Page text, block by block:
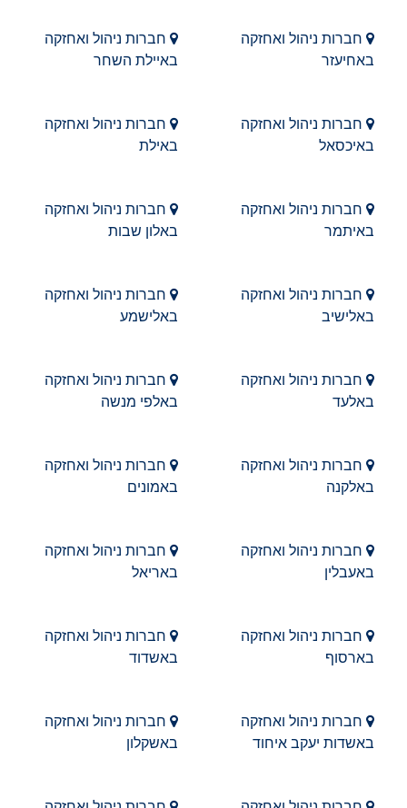
חברות ניהול ואחזקה
באחיעזר
חברות ניהול ואחזקה
באיילת השחר
חברות ניהול ואחזקה
באיכסאל
חברות ניהול ואחזקה
באילת
חברות ניהול ואחזקה
באיתמר
חברות ניהול ואחזקה
באלון שבות
חברות ניהול ואחזקה
באלישיב
חברות ניהול ואחזקה
באלישמע
חברות ניהול ואחזקה
באלעד
חברות ניהול ואחזקה
באלפי מנשה
חברות ניהול ואחזקה
באלקנה
חברות ניהול ואחזקה
באמונים
חברות ניהול ואחזקה
באעבלין
חברות ניהול ואחזקה
באריאל
חברות ניהול ואחזקה
בארסוף
חברות ניהול ואחזקה
באשדוד
חברות ניהול ואחזקה
באשדות יעקב איחוד
חברות ניהול ואחזקה
באשקלון